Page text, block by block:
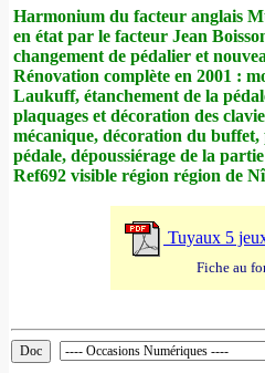
Harmonium du facteur anglais
en état par le facteur Jean
changement de pédalier et
Rénovation complète en 2001 :
Laukuff, étanchement de la
plaquages et décoration des
mécanique, décoration du buffet,
pédale, dépoussiérage de la
Ref692 visible région région de
Tuyaux 5
Fiche au